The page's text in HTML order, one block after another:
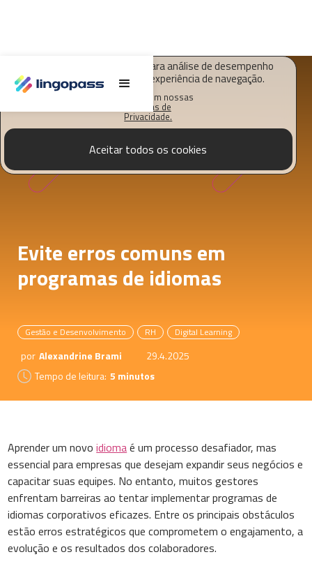
O Lingopass utiliza cookies para análise de desempenho
deste site e melhorar sua experiência de navegação.
Saiba mais em nossas
Políticas de
Privacidade.
Aceitar todos os cookies
Evite erros comuns em
programas de idiomas
Gestão e Desenvolvimento RH Digital Learning
por Alexandrine Brami
29.4.2025
Tempo de leitura: 5 minutos
Aprender um novoidiomaé um processo desafiador, mas
essencial para empresas que desejam expandir seus negócios e
capacitar suas equipes. No entanto, muitos gestores
enfrentam barreiras ao tentar implementar programas de
idiomas corporativos eficazes. Entre os principais obstáculos
estão erros estratégicos que comprometem o engajamento, a
evolução e os resultados dos colaboradores.